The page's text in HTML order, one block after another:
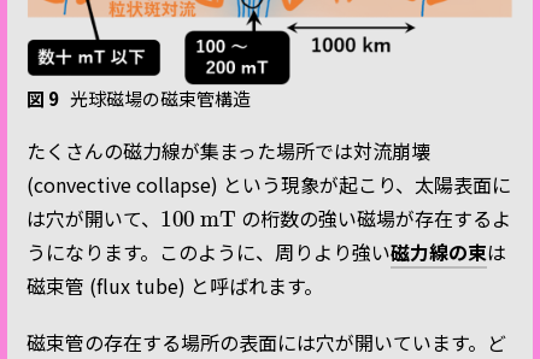
図 9 光球磁場の磁束管構造
たくさんの磁力線が集まった場所では対流崩壊
(convective collapse) という現象が起こり、太陽表面に
は穴が開いて、 100mTの桁数の強い磁場が存在するよ
うになります。このように、周りより強い磁力線の束は
磁束管 (flux tube) と呼ばれます。
磁束管の存在する場所の表面には穴が開いています。ど